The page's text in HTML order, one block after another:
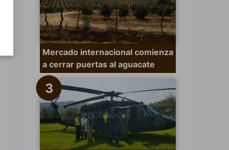
Mercado internacional comienza
a cerrar puertas al aguacate